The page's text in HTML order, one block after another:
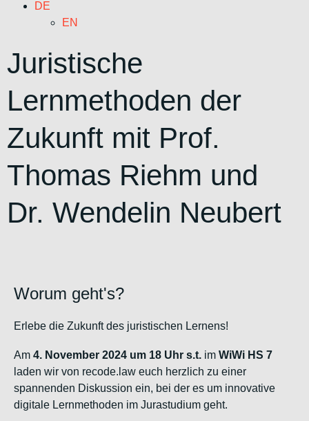
DE
EN
Juristische
Lernmethoden der
Zukunft mit Prof.
Thomas Riehm und
Dr. Wendelin Neubert
Worum geht's?
Erlebe die Zukunft des juristischen Lernens!
Am 4. November 2024 um 18 Uhr s.t. im WiWi HS 7
laden wir von recode.law euch herzlich zu einer
spannenden Diskussion ein, bei der es um innovative
digitale Lernmethoden im Jurastudium geht.